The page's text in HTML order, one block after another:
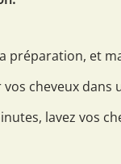
préparation, et
vos cheveux dans
lavez vos